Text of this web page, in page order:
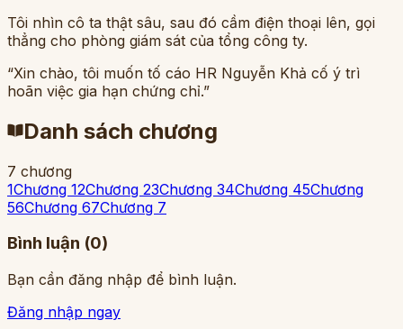
Tôi nhìn cô ta thật sâu, sau đó cầm điện thoại lên, gọi
thẳng cho phòng giám sát của tổng công ty.
“Xin chào, tôi muốn tố cáo HR Nguyễn Khả cố ý trì
hoãn việc gia hạn chứng chỉ.”
Danh sách chương
7 chương
1Chương 12Chương 23Chương 34Chương 45Chương
56Chương 67Chương 7
Bình luận (0)
Bạn cần đăng nhập để bình luận.
Đăng nhập ngay